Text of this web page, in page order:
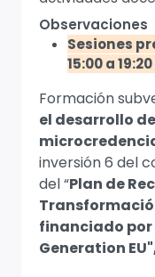
Observaciones
Sesiones
15:00 a
Formación
el desarrollo de
inversión 6 del
del “Plan de
financiado por
Generation